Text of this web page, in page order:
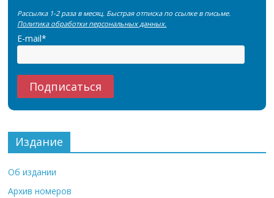
Рассылка 1-2 раза в месяц. Быстрая отписка по ссылке в письме.
Политика обработки персональных данных.
E-mail*
Издание
Об издании
Архив номеров